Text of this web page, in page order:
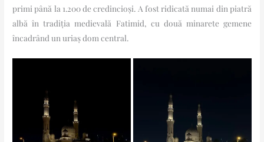
primi până la 1.200 de credincioși. A fost ridicată numai din piatră
albă în tradiția medievală Fatimid, cu două minarete gemene
încadrând un uriaș dom central.